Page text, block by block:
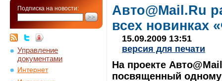
Подписка на новости:
Управление
документами
Интернет
Авто@Mail.Ru
всех новинках
15.09.2009 13:51
версия для печати
На проекте
посвященный